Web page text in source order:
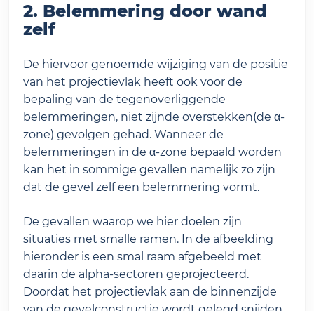
2. Belemmering door wand
zelf
De hiervoor genoemde wijziging van de positie
van het projectievlak heeft ook voor de
bepaling van de tegenoverliggende
belemmeringen, niet zijnde overstekken(de α-
zone) gevolgen gehad. Wanneer de
belemmeringen in de α-zone bepaald worden
kan het in sommige gevallen namelijk zo zijn
dat de gevel zelf een belemmering vormt.
De gevallen waarop we hier doelen zijn
situaties met smalle ramen. In de afbeelding
hieronder is een smal raam afgebeeld met
daarin de alpha-sectoren geprojecteerd.
Doordat het projectievlak aan de binnenzijde